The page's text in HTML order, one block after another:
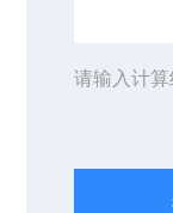
请输入计